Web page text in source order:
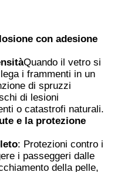
con adesione
Quando il vetro si
i frammenti in un
di spruzzi
di lesioni
o catastrofi naturali.
e la protezione
: Protezioni contro i
i passeggeri dalle
della pelle,